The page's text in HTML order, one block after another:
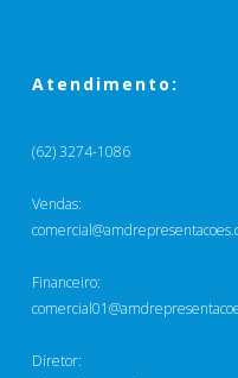
Atendimento:
(62) 3274-1086
Vendas:
Financeiro:
Diretor: